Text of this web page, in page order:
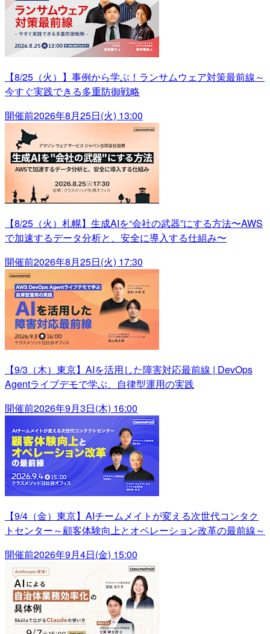
【8/25（火）】事例から学ぶ！ランサムウェア対策最前線～
今すぐ実践できる多重防御戦略
開催前2026年8月25日(火) 13:00
【8/25（火）札幌】生成AIを“会社の武器”にする方法〜AWS
で加速するデータ分析と、安全に導入する仕組み〜
開催前2026年8月25日(火) 17:30
【9/3（木）東京】AIを活用した障害対応最前線 | DevOps
Agentライブデモで学ぶ、自律型運用の実践
開催前2026年9月3日(木) 16:00
【9/4（金）東京】AIチームメイトが変える次世代コンタク
トセンター～顧客体験向上とオペレーション改革の最前線～
開催前2026年9月4日(金) 15:00